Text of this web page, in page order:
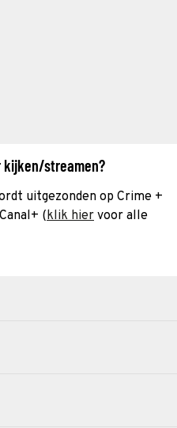
kijken/streamen?
uitgezonden op Crime +
(klik hier voor alle